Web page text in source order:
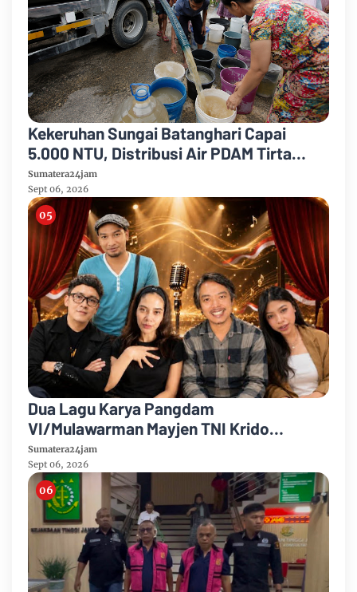
Kekeruhan Sungai Batanghari Capai
5.000 NTU, Distribusi Air PDAM Tirta
Mayang di Sejumlah Wilayah Terganggu
Sumatera24jam
Sept 06, 2026
Dua Lagu Karya Pangdam
VI/Mulawarman Mayjen TNI Krido
Pramono Jadi Ikon Singing Competition
HUT Ke-81 RI
Sumatera24jam
Sept 06, 2026